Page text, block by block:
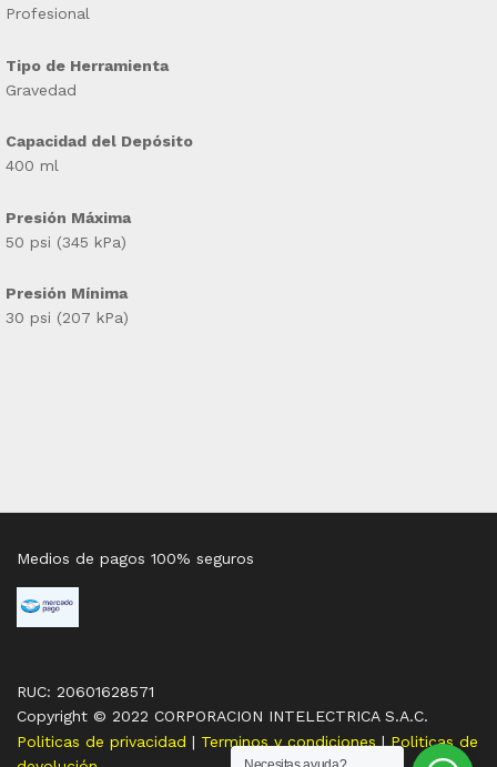
Profesional
Tipo de Herramienta
Gravedad
Capacidad del Depósito
400 ml
Presión Máxima
50 psi (345 kPa)
Presión Mínima
30 psi (207 kPa)
RUC: 20601628571
Copyright © 2022 CORPORACION INTELECTRICA S.A.C.
Medios de pagos 100% seguros
Politicas de privacidad | Terminos y condiciones | Politicas de